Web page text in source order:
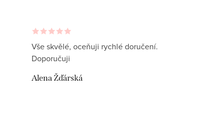
Vše skvělé, oceňuji rychlé doručení.
Doporučuji
Alena Žďárská